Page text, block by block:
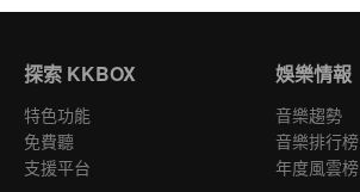
探索 KKBOX
特色功能
免費聽
支援平台
娛樂情報
音樂趨勢
音樂排行榜
年度風雲榜